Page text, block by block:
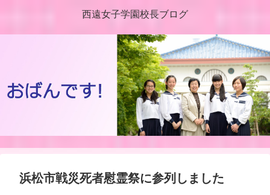
西遠女子学園校長ブログ
浜松市戦災死者慰霊祭に参列しました